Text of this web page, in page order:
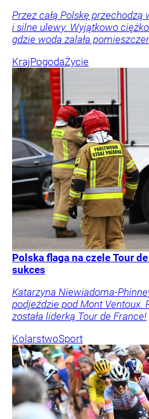
Przez całą Polskę
i silne ulewy. Wyjątkowo
gdzie woda zalała
KrajPogodaŻycie
Polska flaga na czele Tour
sukces
Katarzyna Niewiadoma-
podjeździe pod Mont Ventoux.
została liderką Tour de France!
KolarstwoSport